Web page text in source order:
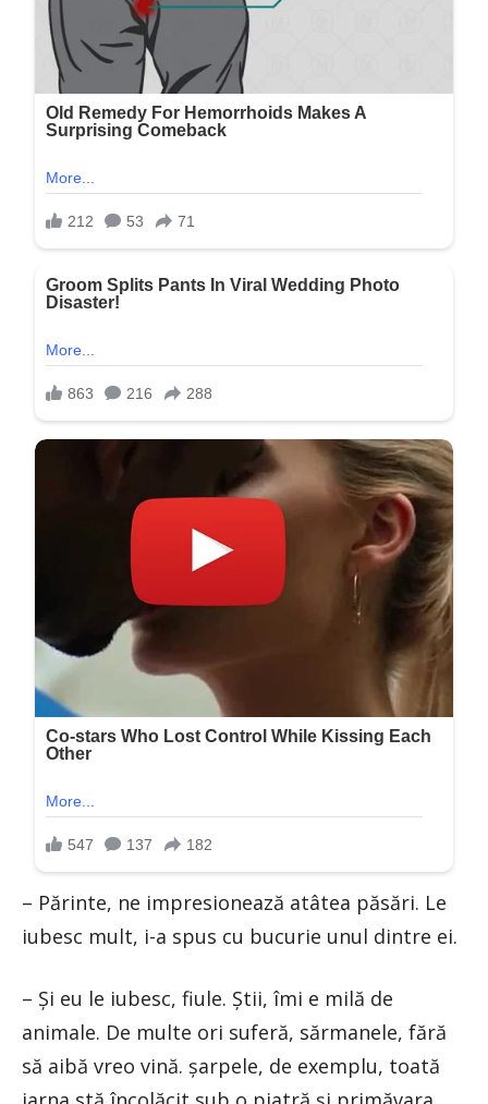
– Părinte, ne impresionează atâtea păsări. Le
iubesc mult, i-a spus cu bucurie unul dintre ei.
– Și eu le iubesc, fiule. Știi, îmi e milă de
animale. De multe ori suferă, sărmanele, fără
să aibă vreo vină. șarpele, de exemplu, toată